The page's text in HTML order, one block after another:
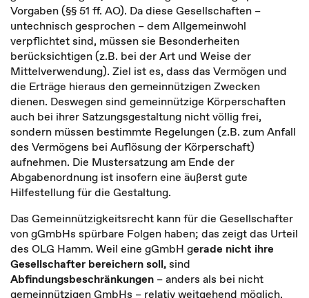
Vorgaben (§§ 51 ff. AO). Da diese Gesellschaften –
untechnisch gesprochen – dem Allgemeinwohl
verpflichtet sind, müssen sie Besonderheiten
berücksichtigen (z.B. bei der Art und Weise der
Mittelverwendung). Ziel ist es, dass das Vermögen und
die Erträge hieraus den gemeinnützigen Zwecken
dienen. Deswegen sind gemeinnützige Körperschaften
auch bei ihrer Satzungsgestaltung nicht völlig frei,
sondern müssen bestimmte Regelungen (z.B. zum Anfall
des Vermögens bei Auflösung der Körperschaft)
aufnehmen. Die Mustersatzung am Ende der
Abgabenordnung ist insofern eine äußerst gute
Hilfestellung für die Gestaltung.
Das Gemeinnützigkeitsrecht kann für die Gesellschafter
von gGmbHs spürbare Folgen haben; das zeigt das Urteil
des OLG Hamm. Weil eine gGmbH gerade nicht ihre
Gesellschafter bereichern soll,sind
Abfindungsbeschränkungen – anders als bei nicht
gemeinnützigen GmbHs – relativ weitgehend möglich.